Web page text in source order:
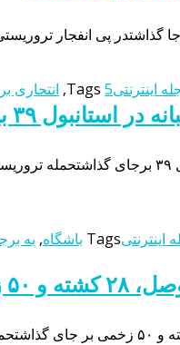
اینترنتی Tags 5
, انتحاری
۳۹ برجای گذاشت
اینترنتیTags باشگاه, به
گذاشت